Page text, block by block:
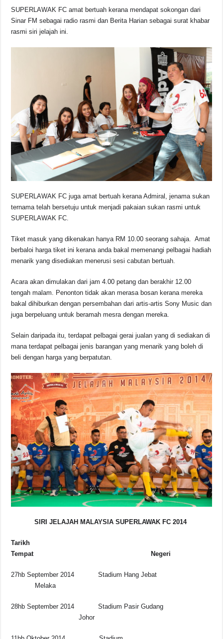
SUPERLAWAK FC amat bertuah kerana mendapat sokongan dari
Sinar FM sebagai radio rasmi dan Berita Harian sebagai surat khabar
rasmi siri jelajah ini.
SUPERLAWAK FC juga amat bertuah kerana Admiral, jenama sukan
ternama telah bersetuju untuk menjadi pakaian sukan rasmi untuk
SUPERLAWAK FC.
Tiket masuk yang dikenakan hanya RM 10.00 seorang sahaja. Amat
berbaloi harga tiket ini kerana anda bakal memenangi pelbagai hadiah
menarik yang disediakan menerusi sesi cabutan bertuah.
Acara akan dimulakan dari jam 4.00 petang dan berakhir 12.00
tengah malam. Penonton tidak akan merasa bosan kerana mereka
bakal dihiburkan dengan persembahan dari artis-artis Sony Music dan
juga berpeluang untuk beramah mesra dengan mereka.
Selain daripada itu, terdapat pelbagai gerai jualan yang di sediakan di
mana terdapat pelbagai jenis barangan yang menarik yang boleh di
beli dengan harga yang berpatutan.
SIRI JELAJAH MALAYSIA SUPERLAWAK FC 2014
Tarikh
Tempat Negeri
27hb September 2014 Stadium Hang Jebat
Melaka
28hb September 2014 Stadium Pasir Gudang
Johor